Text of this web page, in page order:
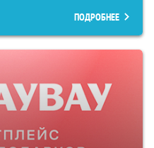
ПОДРОБНЕЕ